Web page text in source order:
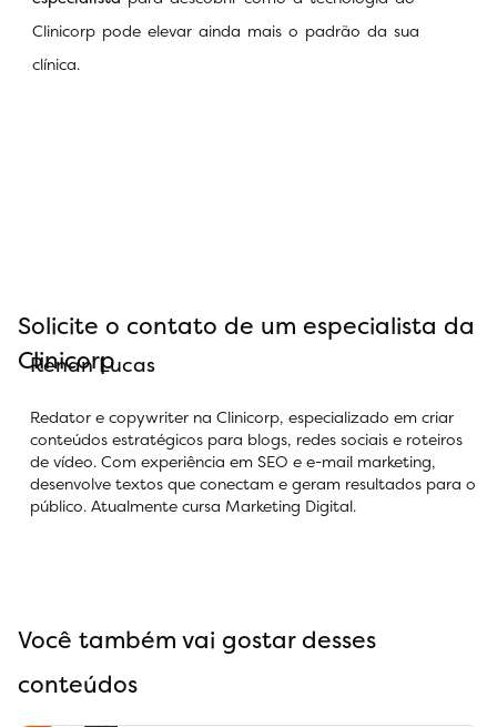
Clinicorp pode elevar ainda mais o padrão da sua
clínica.
Solicite o contato de um especialista da
Clinicorp
Renan Lucas
Redator e copywriter na Clinicorp, especializado em criar
conteúdos estratégicos para blogs, redes sociais e roteiros
de vídeo. Com experiência em SEO e e-mail marketing,
desenvolve textos que conectam e geram resultados para o
público. Atualmente cursa Marketing Digital.
Você também vai gostar desses
conteúdos